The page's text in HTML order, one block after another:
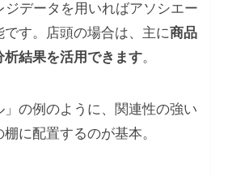
ジデータを用いればアソシエー
です。店頭の場合は、主に商品
結果を活用できます。
」の例のように、関連性の強い
に配置するのが基本。